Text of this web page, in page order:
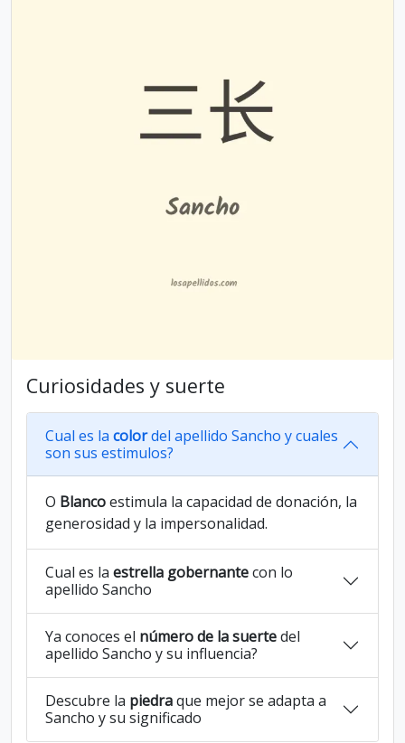
Curiosidades y suerte
Cual es la colordel apellido Sancho y cuales
son sus estimulos?
O Blancoestimula la capacidad de donación, la
generosidad y la impersonalidad.
Cual es la estrella gobernantecon lo
apellido Sancho
Ya conoces el número de la suertedel
apellido Sancho y su influencia?
Descubre la piedraque mejor se adapta a
Sancho y su significado